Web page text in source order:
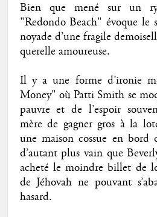
Bien que mené sur un
"Redondo Beach" évoque le
noyade d’une fragile
querelle amoureuse.
Il y a une forme d’ironie
Money" où Patti Smith se
pauvre et de l’espoir
mère de gagner gros à la
une maison cossue en bord
d’autant plus vain que
acheté le moindre billet de
de Jéhovah ne pouvant
hasard.